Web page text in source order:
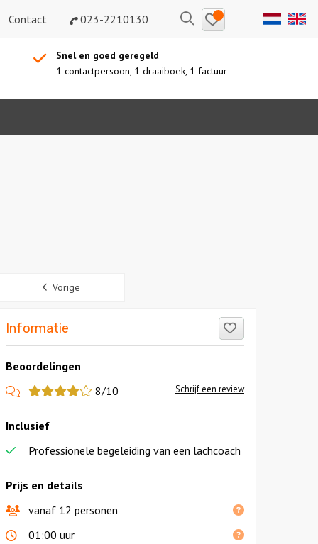
Contact 023-2210130 ZoekenBewaarde
uitjes
Snel en goed geregeld
1 contactpersoon, 1 draaiboek, 1 factuur
Vorige
Informatie
Beoordelingen
View
reviews
8/10 Schrijf een review
Prijs en details
vanaf 12 personen
01:00 uur
Inclusief
Professionele begeleiding van een lachcoach